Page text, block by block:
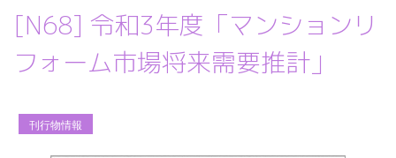
[N68] 令和3年度「マンションリ
フォーム市場将来需要推計」
刊行物情報